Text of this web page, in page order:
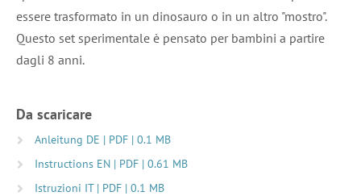
essere trasformato in un dinosauro o in un altro "mostro".
Questo set sperimentale è pensato per bambini a partire
dagli 8 anni.
Da scaricare
Anleitung DE | PDF | 0.1 MB
Instructions EN | PDF | 0.61 MB
Istruzioni IT | PDF | 0.1 MB